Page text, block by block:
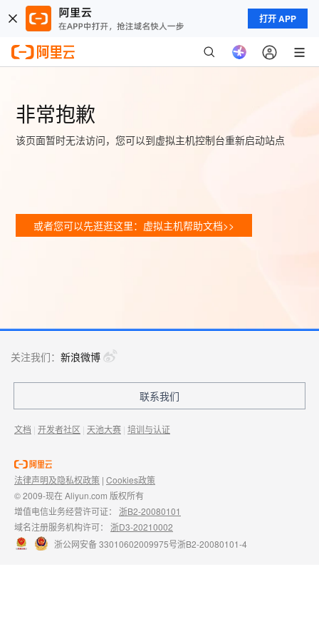
打开 APP
非常抱歉
该页面暂时无法访问，您可以到虚拟主机控制台重新启动站点
或者您可以先逛逛这里：虚拟主机帮助文档>>